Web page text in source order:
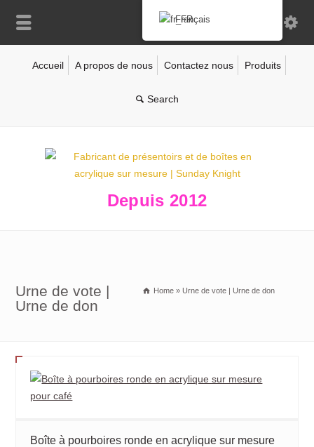
Accueil A propos de nous Contactez nous Produits
Depuis 2012
Urne de vote |
Urne de don
Home » Urne de vote | Urne de don
Boîte à pourboires ronde en acrylique sur mesure
Français